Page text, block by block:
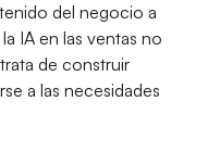
del negocio a
IA en las ventas no
de construir
a las necesidades